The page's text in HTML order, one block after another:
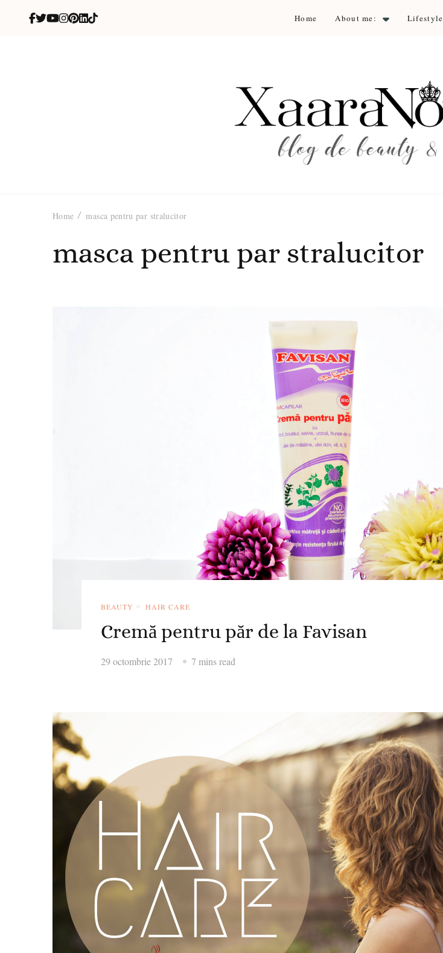
Home About me: Lifestyle
Home masca pentru par stralucitor
masca pentru par stralucitor
BEAUTY HAIR CARE
Cremă pentru păr de la Favisan
29 octombrie 2017 7 mins read